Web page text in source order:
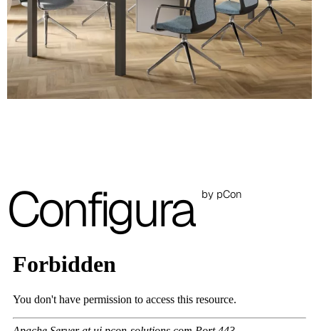
A 27F
A 26F
A 28F
3D Fabric (Cat. A - Tejido de poliéster)
A 3BE
A 3GR
A 3NE
Configura by pCon